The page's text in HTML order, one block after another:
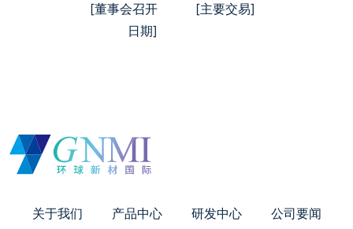
[董事会召开
日期]
[主要交易]
关于我们 产品中心 研发中心 公司要闻